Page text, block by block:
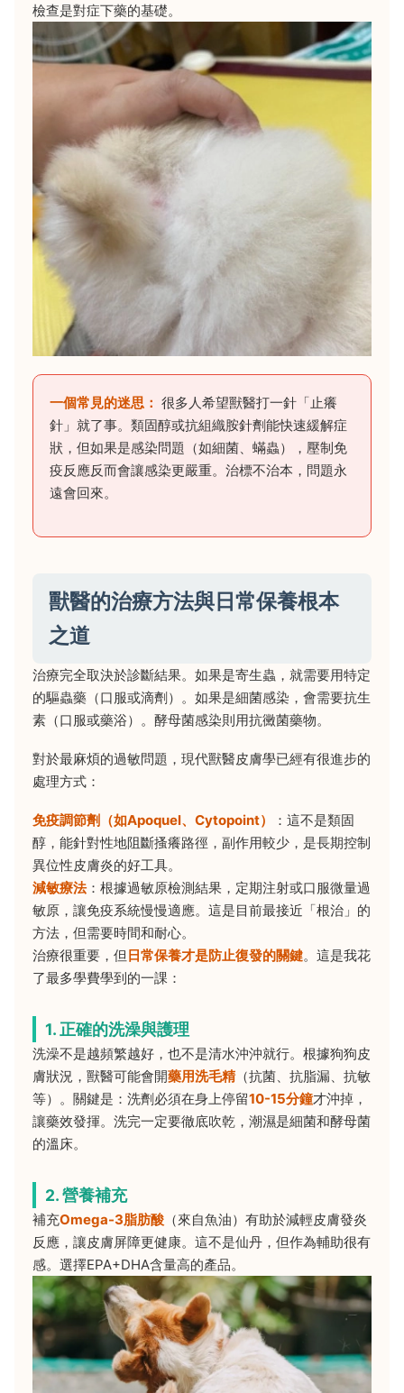
檢查是對症下藥的基礎。
一個常見的迷思： 很多人希望獸醫打一針「止癢
針」就了事。類固醇或抗組織胺針劑能快速緩解症
狀，但如果是感染問題（如細菌、蟎蟲），壓制免
疫反應反而會讓感染更嚴重。治標不治本，問題永
遠會回來。
獸醫的治療方法與日常保養根本
之道
治療完全取決於診斷結果。如果是寄生蟲，就需要用特定
的驅蟲藥（口服或滴劑）。如果是細菌感染，會需要抗生
素（口服或藥浴）。酵母菌感染則用抗黴菌藥物。
對於最麻煩的過敏問題，現代獸醫皮膚學已經有很進步的
處理方式：
免疫調節劑（如Apoquel、Cytopoint）
：這不是類固
醇，能針對性地阻斷搔癢路徑，副作用較少，是長期控制
異位性皮膚炎的好工具。
減敏療法：根據過敏原檢測結果，定期注射或口服微量過
敏原，讓免疫系統慢慢適應。這是目前最接近「根治」的
方法，但需要時間和耐心。
治療很重要，但 日常保養才是防止復發的關鍵。這是我花
了最多學費學到的一課：
1. 正確的洗澡與護理
洗澡不是越頻繁越好，也不是清水沖沖就行。根據狗狗皮
膚狀況，獸醫可能會開藥用洗毛精（抗菌、抗脂漏、抗敏
等）。關鍵是：洗劑必須在身上停留10-15分鐘才沖掉，
讓藥效發揮。洗完一定要徹底吹乾，潮濕是細菌和酵母菌
的溫床。
2. 營養補充
補充Omega-3脂肪酸 （來自魚油）有助於減輕皮膚發炎
反應，讓皮膚屏障更健康。這不是仙丹，但作為輔助很有
感。選擇EPA+DHA含量高的產品。